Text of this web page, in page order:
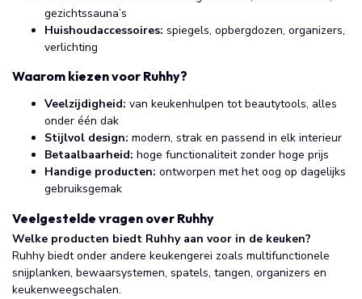
gezichtssauna’s
Huishoudaccessoires: spiegels, opbergdozen, organizers,
verlichting
Waarom kiezen voor Ruhhy?
Veelzijdigheid: van keukenhulpen tot beautytools, alles
onder één dak
Stijlvol design: modern, strak en passend in elk interieur
Betaalbaarheid: hoge functionaliteit zonder hoge prijs
Handige producten: ontworpen met het oog op dagelijks
gebruiksgemak
Veelgestelde vragen over Ruhhy
Welke producten biedt Ruhhy aan voor in de keuken?
Ruhhy biedt onder andere keukengerei zoals multifunctionele
snijplanken, bewaarsystemen, spatels, tangen, organizers en
keukenweegschalen.